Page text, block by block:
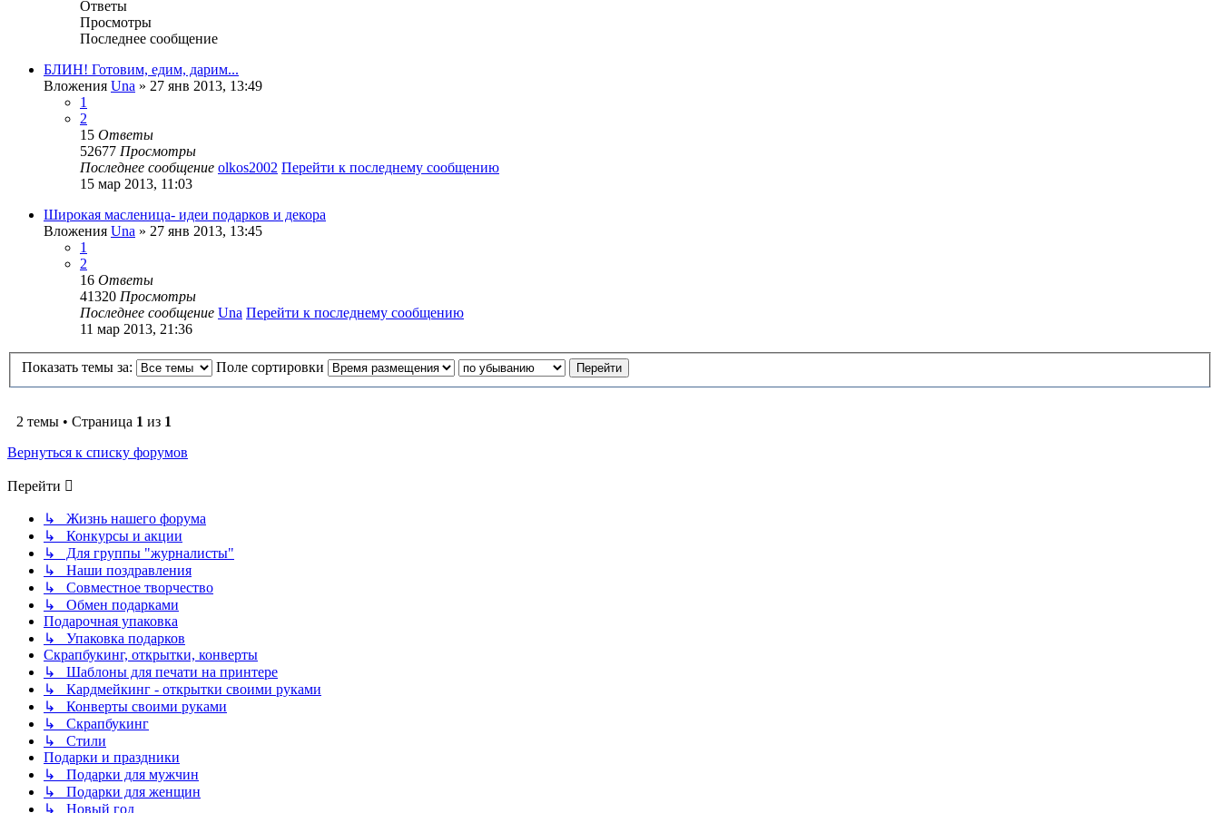
Ответы
Просмотры
Последнее сообщение
БЛИН! Готовим, едим, дарим...
Вложения Una » 27 янв 2013, 13:49
1
2
15 Ответы
52677 Просмотры
Последнее сообщение olkos2002 Перейти к последнему сообщению
15 мар 2013, 11:03
Широкая масленица- идеи подарков и декора
Вложения Una » 27 янв 2013, 13:45
1
2
16 Ответы
41320 Просмотры
Последнее сообщение Una Перейти к последнему сообщению
11 мар 2013, 21:36
Показать темы за: Поле сортировки
2 темы • Страница 1 из 1
Вернуться к списку форумов
Перейти
↳ Жизнь нашего форума
↳ Конкурсы и акции
↳ Для группы "журналисты"
↳ Наши поздравления
↳ Совместное творчество
↳ Обмен подарками
Подарочная упаковка
↳ Упаковка подарков
Скрапбукинг, открытки, конверты
↳ Шаблоны для печати на принтере
↳ Кардмейкинг - открытки своими руками
↳ Конверты своими руками
↳ Скрапбукинг
↳ Стили
Подарки и праздники
↳ Подарки для мужчин
↳ Подарки для женщин
↳ Новый год